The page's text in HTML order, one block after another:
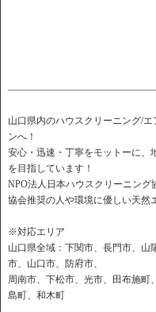
山口県内のハウスクリーニング/
ンへ！
安心・迅速・丁寧をモットーに、
を目指しています！
NPO法人日本ハウスクリーニン
協会推奨の人や環境に優しい天然
※対応エリア
山口県全域：下関市、長門市、山
市、山口市、防府市、
周南市、下松市、光市、田布施町
島町、和木町